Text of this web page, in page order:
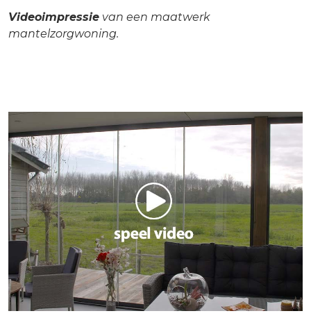
Videoimpressie van een maatwerk
mantelzorgwoning.